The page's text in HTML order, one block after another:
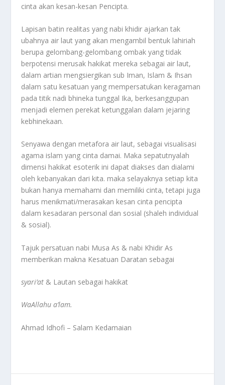
cinta akan kesan-kesan Pencipta.
Lapisan batin realitas yang nabi khidir ajarkan tak
ubahnya air laut yang akan mengambil bentuk lahiriah
berupa gelombang-gelombang ombak yang tidak
berpotensi merusak hakikat mereka sebagai air laut,
dalam artian mengsiergikan sub Iman, Islam & Ihsan
dalam satu kesatuan yang mempersatukan keragaman
pada titik nadi bhineka tunggal Ika, berkesanggupan
menjadi elemen perekat ketunggalan dalam jejaring
kebhinekaan.
Senyawa dengan metafora air laut, sebagai visualisasi
agama islam yang cinta damai. Maka sepatutnyalah
dimensi hakikat esoterik ini dapat diakses dan dialami
oleh kebanyakan dari kita. maka selayaknya setiap kita
bukan hanya memahami dan memiliki cinta, tetapi juga
harus menikmati/merasakan kesan cinta pencipta
dalam kesadaran personal dan sosial (shaleh individual
& sosial).
Tajuk persatuan nabi Musa As & nabi Khidir As
memberikan makna Kesatuan Daratan sebagai
syari’at & Lautan sebagai hakikat
WaAllahu a’lam.
Ahmad Idhofi – Salam Kedamaian